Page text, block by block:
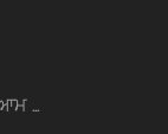
…